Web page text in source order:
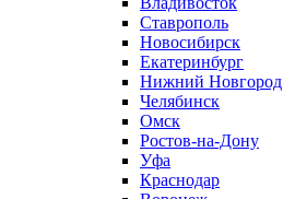
Ставрополь
Новосибирск
Екатеринбург
Нижний Новгород
Челябинск
Омск
Ростов-на-Дону
Уфа
Краснодар